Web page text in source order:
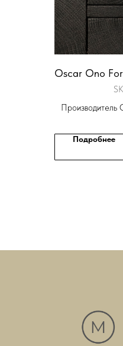
Oscar Ono
Производитель
Подробнее